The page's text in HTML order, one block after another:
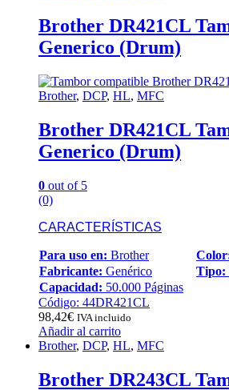
Brother DR421CL
Generico (Drum)
Brother, DCP, HL, MFC
Brother DR421CL
Generico (Drum)
0 out of 5
(0)
CARACTERÍSTICAS
Para uso en: Brother
Fabricante: Genérico Tipo:
Capacidad: 50.000 Páginas
Código: 44DR421CL
98,42€ IVA incluido
Añadir al carrito
Brother, DCP, HL, MFC
Brother DR243CL